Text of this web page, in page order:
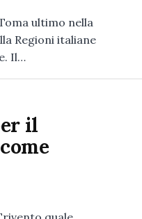
ultimo nella
Regioni italiane
Il…
il